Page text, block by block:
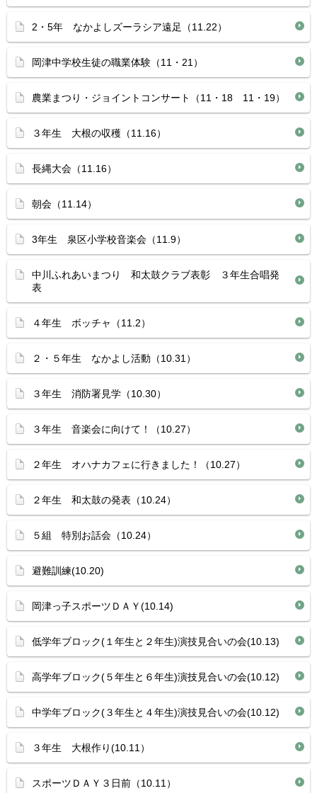
2・5年 なかよしズーラシア遠足（11.22）
岡津中学校生徒の職業体験（11・21）
農業まつり・ジョイントコンサート（11・18 11・19）
３年生 大根の収穫（11.16）
長縄大会（11.16）
朝会（11.14）
3年生 泉区小学校音楽会（11.9）
中川ふれあいまつり 和太鼓クラブ表彰 ３年生合唱発
表
４年生 ボッチャ（11.2）
２・５年生 なかよし活動（10.31）
３年生 消防署見学（10.30）
３年生 音楽会に向けて！（10.27）
２年生 オハナカフェに行きました！（10.27）
２年生 和太鼓の発表（10.24）
５組 特別お話会（10.24）
避難訓練(10.20)
岡津っ子スポーツＤＡＹ(10.14)
低学年ブロック(１年生と２年生)演技見合いの会(10.13)
高学年ブロック(５年生と６年生)演技見合いの会(10.12)
中学年ブロック(３年生と４年生)演技見合いの会(10.12)
３年生 大根作り(10.11）
スポーツＤＡＹ３日前（10.11）